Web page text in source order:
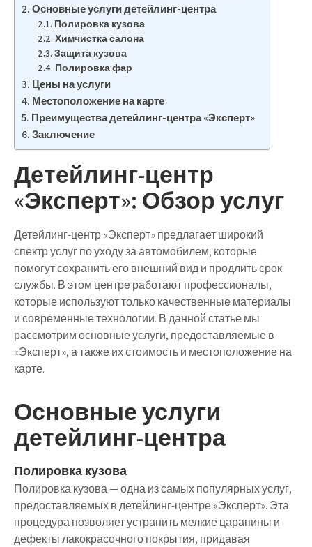
Основные услуги детейлинг-центра
Полировка кузова
Химчистка салона
Защита кузова
Полировка фар
Цены на услуги
Местоположение на карте
Преимущества детейлинг-центра «Эксперт»
Заключение
Детейлинг-центр
«Эксперт»: Обзор услуг
Детейлинг-центр «Эксперт» предлагает широкий
спектр услуг по уходу за автомобилем, которые
помогут сохранить его внешний вид и продлить срок
службы. В этом центре работают профессионалы,
которые используют только качественные материалы
и современные технологии. В данной статье мы
рассмотрим основные услуги, предоставляемые в
«Эксперт», а также их стоимость и местоположение на
карте.
Основные услуги
детейлинг-центра
Полировка кузова
Полировка кузова — одна из самых популярных услуг,
предоставляемых в детейлинг-центре «Эксперт». Эта
процедура позволяет устранить мелкие царапины и
дефекты лакокрасочного покрытия, придавая